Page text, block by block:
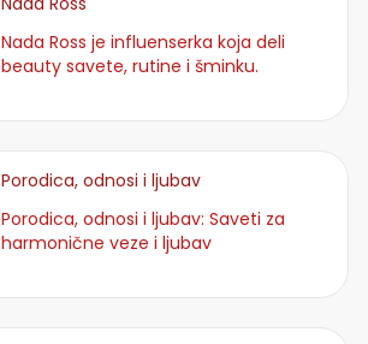
Nada Ross je influenserka koja deli
beauty savete, rutine i šminku.
Porodica, odnosi i ljubav
Porodica, odnosi i ljubav: Saveti za
harmonične veze i ljubav